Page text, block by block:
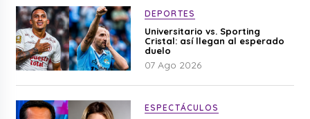
DEPORTES
Universitario vs. Sporting
Cristal: así llegan al esperado
duelo
07 Ago 2026
ESPECTÁCULOS